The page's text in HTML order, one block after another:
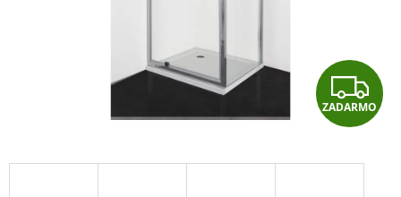
Z
A
ZADARMO